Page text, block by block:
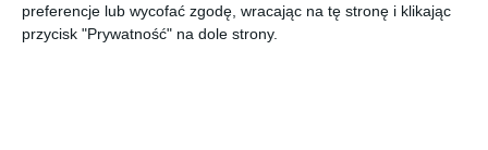
preferencje lub wycofać zgodę, wracając na tę stronę i klikając
przycisk "Prywatność" na dole strony.
Projekt czerwonego domu z ogrodem.